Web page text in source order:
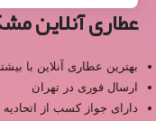
عطاری آنلاین
بهترین عطاری آنلاین با
ارسال فوری در تهران
دارای جواز کسب از